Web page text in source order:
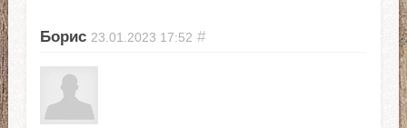
Борис 23.01.2023 17:52 #